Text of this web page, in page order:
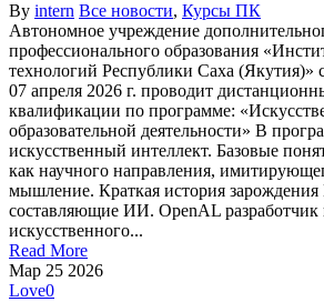
By intern Все новости, Курсы ПК
Автономное учреждение
профессионального образования
технологий Республики Саха (Якутия)»
07 апреля 2026 г. проводит
квалификации по программе:
образовательной деятельности» В
искусственный интеллект. Базовые
как научного направления,
мышление. Краткая история
составляющие ИИ. OpenAL разработчик
искусственного...
Read More
Мар 25 2026
Love0